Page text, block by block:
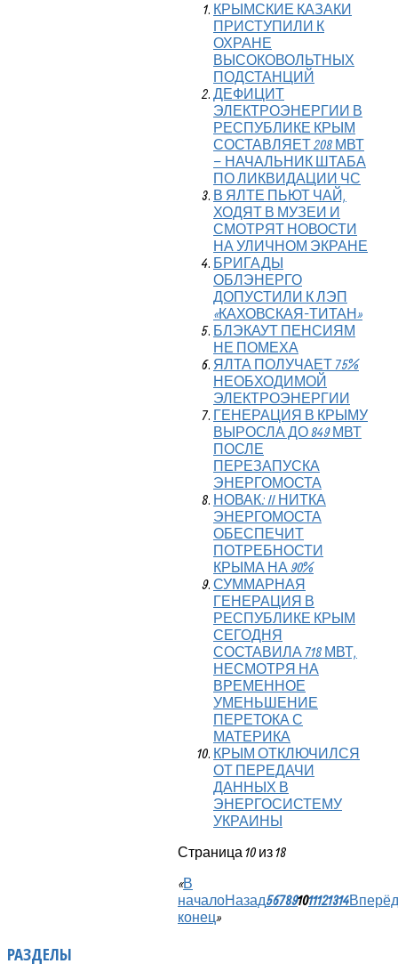
КРЫМСКИЕ КАЗАКИ
ПРИСТУПИЛИ К
ОХРАНЕ
ВЫСОКОВОЛЬТНЫХ
ПОДСТАНЦИЙ
ДЕФИЦИТ
ЭЛЕКТРОЭНЕРГИИ В
РЕСПУБЛИКЕ КРЫМ
СОСТАВЛЯЕТ 208 МВТ
– НАЧАЛЬНИК ШТАБА
ПО ЛИКВИДАЦИИ ЧС
В ЯЛТЕ ПЬЮТ ЧАЙ,
ХОДЯТ В МУЗЕИ И
СМОТРЯТ НОВОСТИ
НА УЛИЧНОМ ЭКРАНЕ
БРИГАДЫ
ОБЛЭНЕРГО
ДОПУСТИЛИ К ЛЭП
«КАХОВСКАЯ-ТИТАН»
БЛЭКАУТ ПЕНСИЯМ
НЕ ПОМЕХА
ЯЛТА ПОЛУЧАЕТ 75%
НЕОБХОДИМОЙ
ЭЛЕКТРОЭНЕРГИИ
ГЕНЕРАЦИЯ В КРЫМУ
ВЫРОСЛА ДО 849 МВТ
ПОСЛЕ
ПЕРЕЗАПУСКА
ЭНЕРГОМОСТА
НОВАК: II НИТКА
ЭНЕРГОМОСТА
ОБЕСПЕЧИТ
ПОТРЕБНОСТИ
КРЫМА НА 90%
СУММАРНАЯ
ГЕНЕРАЦИЯ В
РЕСПУБЛИКЕ КРЫМ
СЕГОДНЯ
СОСТАВИЛА 718 МВТ,
НЕСМОТРЯ НА
ВРЕМЕННОЕ
УМЕНЬШЕНИЕ
ПЕРЕТОКА С
МАТЕРИКА
КРЫМ ОТКЛЮЧИЛСЯ
ОТ ПЕРЕДАЧИ
ДАННЫХ В
ЭНЕРГОСИСТЕМУ
УКРАИНЫ
Страница 10 из 18
«В
началоНазад567891011121314Вперёд
конец»
РАЗДЕЛЫ